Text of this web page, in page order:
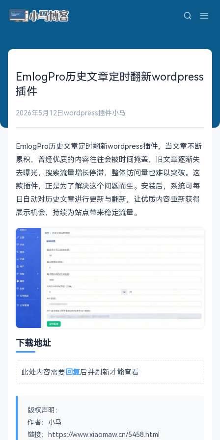
EmlogPro历史文章定时翻新wordpress
插件
2026年5月12日wordpress插件小马
EmlogPro历史文章定时翻新wordpress插件，当文章不断
累积，曾经优质的内容往往会被时间掩盖，旧文章逐渐失
去曝光，搜索流量增长停滞，整体访问量也难以突破。这
款插件，正是为了解决这个问题而生。安装后，系统可每
日自动对历史文章进行更新与翻新，让优质内容重新获得
展示机会，持续为站点带来稳定流量。
下载地址
此处内容需要回复后并刷新才能查看
版权声明：
作者：小马
链接：https://www.xiaomaw.cn/5458.html